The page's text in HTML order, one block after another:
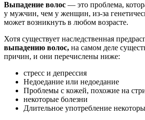
Выпадение волос — это проблема,
у мужчин, чем у женщин, из-за
может возникнуть в любом возрасте.
Хотя существует наследственная
выпадению волос, на самом деле
причин, и они перечислены ниже:
стресс и депрессия
Недоедание или недоедание
Проблемы с кожей, похожие на
некоторые болезни
Длительное употребление